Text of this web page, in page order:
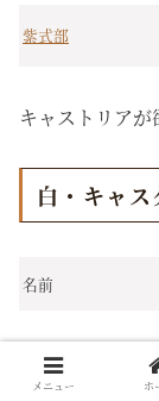
紫式部
キャストリアが
白・キャ
名前
マーリン
メニュー ホ